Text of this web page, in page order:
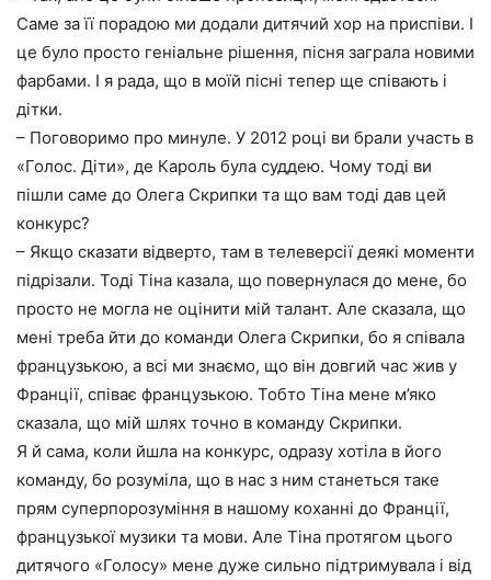
Саме за її порадою ми додали дитячий хор на приспіви. І
це було просто геніальне рішення, пісня заграла новими
фарбами. І я рада, що в моїй пісні тепер ще співають і
дітки.
– Поговоримо про минуле. У 2012 році ви брали участь в
«Голос. Діти», де Кароль була суддею. Чому тоді ви
пішли саме до Олега Скрипки та що вам тоді дав цей
конкурс?
– Якщо сказати відверто, там в телеверсії деякі моменти
підрізали. Тоді Тіна казала, що повернулася до мене, бо
просто не могла не оцінити мій талант. Але сказала, що
мені треба йти до команди Олега Скрипки, бо я співала
французькою, а всі ми знаємо, що він довгий час жив у
Франції, співає французькою. Тобто Тіна мене м’яко
сказала, що мій шлях точно в команду Скрипки.
Я й сама, коли йшла на конкурс, одразу хотіла в його
команду, бо розуміла, що в нас з ним станеться таке
прям суперпорозуміння в нашому коханні до Франції,
французької музики та мови. Але Тіна протягом цього
дитячого «Голосу» мене дуже сильно підтримувала і від